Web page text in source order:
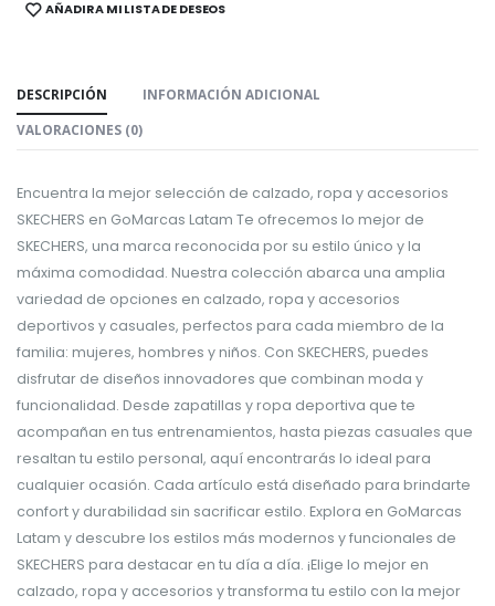
SHARE:AÑADIR A MI LISTA DE DESEOS
DESCRIPCIÓN
INFORMACIÓN ADICIONAL
VALORACIONES (0)
Encuentra la mejor selección de calzado, ropa y accesorios
SKECHERS en GoMarcas Latam Te ofrecemos lo mejor de
SKECHERS, una marca reconocida por su estilo único y la
máxima comodidad. Nuestra colección abarca una amplia
variedad de opciones en calzado, ropa y accesorios
deportivos y casuales, perfectos para cada miembro de la
familia: mujeres, hombres y niños. Con SKECHERS, puedes
disfrutar de diseños innovadores que combinan moda y
funcionalidad. Desde zapatillas y ropa deportiva que te
acompañan en tus entrenamientos, hasta piezas casuales que
resaltan tu estilo personal, aquí encontrarás lo ideal para
cualquier ocasión. Cada artículo está diseñado para brindarte
confort y durabilidad sin sacrificar estilo. Explora en GoMarcas
Latam y descubre los estilos más modernos y funcionales de
SKECHERS para destacar en tu día a día. ¡Elige lo mejor en
calzado, ropa y accesorios y transforma tu estilo con la mejor